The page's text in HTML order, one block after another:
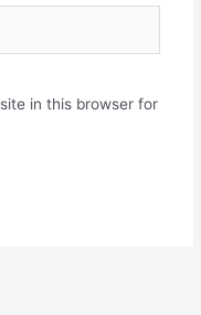
in this browser for